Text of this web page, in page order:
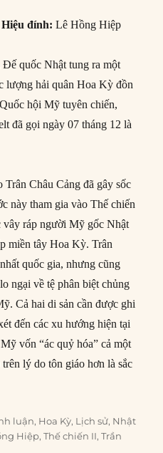
Hiệu đính: Lê Hồng Hiệp
quốc Nhật tung ra một
lượng hải quân Hoa Kỳ đồn
hội Mỹ tuyên chiến,
đã gọi ngày 07 tháng 12 là
Châu Cảng đã gây sốc
này tham gia vào Thế chiến
vây ráp người Mỹ gốc Nhật
miền tây Hoa Kỳ. Trân
quốc gia, nhưng cũng
ngại về tệ phân biệt chủng
Cả hai di sản cần được ghi
đến các xu hướng hiện tại
vốn “ác quỷ hóa” cả một
lý do tôn giáo hơn là sắc
từ trận Trân Châu Cảng cho
luận, Hoa Kỳ, Lịch sử, Nhật
Hiệp,Thế chiến II,Trần